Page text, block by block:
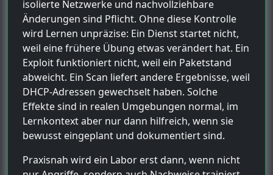
isolierte Netzwerke und nachvollziehbare
Änderungen sind Pflicht. Ohne diese Kontrolle
wird Lernen unpräzise: Ein Dienst startet nicht,
weil eine frühere Übung etwas verändert hat. Ein
Exploit funktioniert nicht, weil ein Paketstand
abweicht. Ein Scan liefert andere Ergebnisse, weil
DHCP-Adressen gewechselt haben. Solche
Effekte sind in realen Umgebungen normal, im
Lernkontext aber nur dann hilfreich, wenn sie
bewusst eingeplant und dokumentiert sind.
Praxisnah wird ein Labor erst dann, wenn nicht